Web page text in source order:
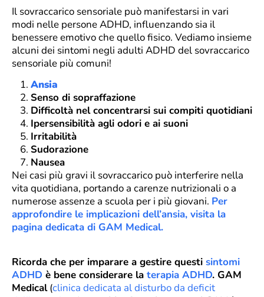
Il sovraccarico sensoriale può manifestarsi in vari
modi nelle persone ADHD, influenzando sia il
benessere emotivo che quello fisico. Vediamo insieme
alcuni dei sintomi negli adulti ADHD del sovraccarico
sensoriale più comuni!
Ansia
Senso di sopraffazione
Difficoltà nel concentrarsi sui compiti quotidiani
Ipersensibilità agli odori e ai suoni
Irritabilità
Sudorazione
Nausea
Nei casi più gravi il sovraccarico può interferire nella
vita quotidiana, portando a carenze nutrizionali o a
numerose assenze a scuola per i più giovani. Per
approfondire le implicazioni dell’ansia, visita la
pagina dedicata di GAM Medical.
Ricorda che per imparare a gestire questi sintomi
ADHD è bene considerare la terapia ADHD. GAM
Medical(clinica dedicata al disturbo da deficit